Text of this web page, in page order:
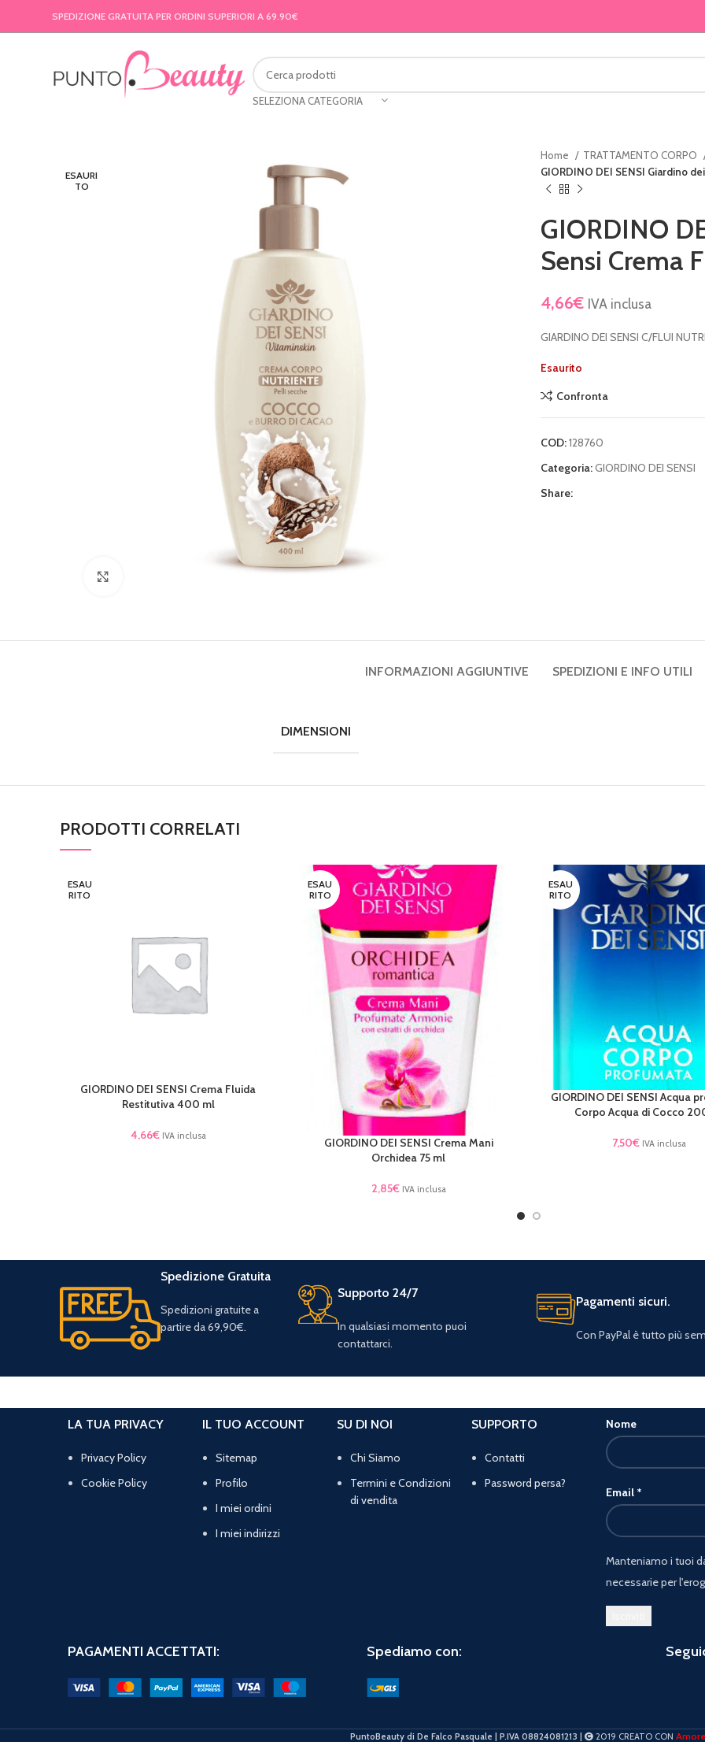
SPEDIZIONE GRATUITA PER ORDINI SUPERIORI A 69.90€
SELEZIONA CATEGORIA
ESAURI
TO
Home TRATTAMENTO CORPO
GIORDINO DEI SENSI Giardino
GIORDINO
Sensi Crema
4,66€ IVA inclusa
GIARDINO DEI SENSI C/FLUI
Esaurito
Confronta
COD:128760
Categoria:GIORDINO DEI SENSI
Share:
INFORMAZIONI AGGIUNTIVE SPEDIZIONI E INFO UTILI
DIMENSIONI
PRODOTTI CORRELATI
ESAU
RITO
LEGGI TUTTO
GIORDINO DEI SENSI Crema Fluida
Restitutiva 400 ml
4,66€ IVA inclusa
ESAU
RITO
LEGGI TUTTO
GIORDINO DEI SENSI Crema Mani
Orchidea 75 ml
2,85€ IVA inclusa
ESAU
RITO
LEGGI TUTTO
GIORDINO DEI SENSI Acqua
Corpo Acqua di Cocco
7,50€ IVA inclusa
Spedizione Gratuita
Spedizioni gratuite a
partire da 69,90€.
Supporto 24/7
In qualsiasi momento puoi
contattarci.
Pagamenti sicuri.
Con PayPal è tutto più
LA TUA PRIVACY
Privacy Policy
Cookie Policy
IL TUO ACCOUNT
Sitemap
Profilo
I miei ordini
I miei indirizzi
SU DI NOI
Chi Siamo
Termini e Condizioni
di vendita
SUPPORTO
Contatti
Password persa?
Nome
Email *
Manteniamo i tuoi
necessarie per
PAGAMENTI ACCETTATI: Spediamo con:
PuntoBeauty di De Falco Pasquale | P.IVA 08824081213 | 2019 CREATO CON Amore